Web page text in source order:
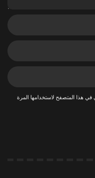
في هذا المتصفح لاستخدامها المرة